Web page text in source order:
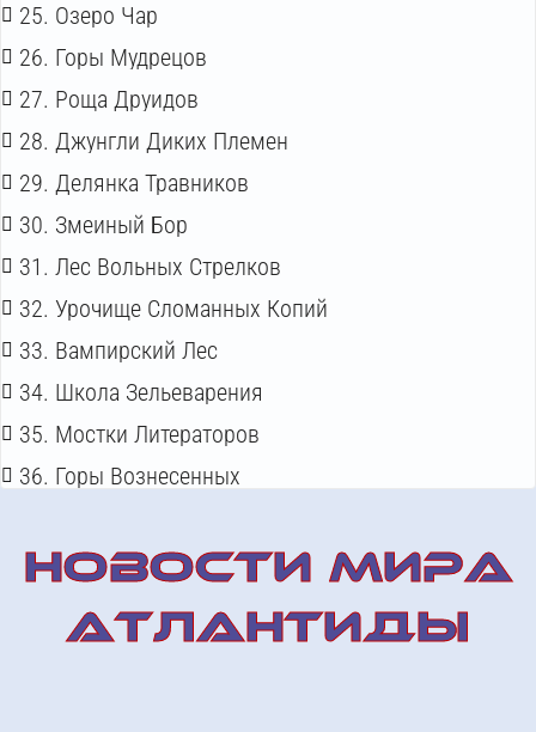
25. Озеро Чар
26. Горы Мудрецов
27. Роща Друидов
28. Джунгли Диких Племен
29. Делянка Травников
30. Змеиный Бор
31. Лес Вольных Стрелков
32. Урочище Сломанных Копий
33. Вампирский Лес
34. Школа Зельеварения
35. Мостки Литераторов
36. Горы Вознесенных
НОВОСТИ МИРА
АТЛАНТИДЫ